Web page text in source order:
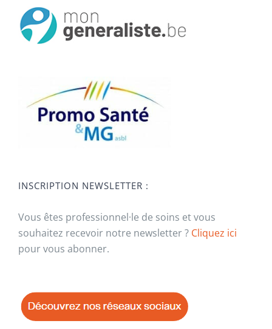
INSCRIPTION NEWSLETTER :
Vous êtes professionnel·le de soins et vous
souhaitez recevoir notre newsletter ? Cliquez ici
pour vous abonner.